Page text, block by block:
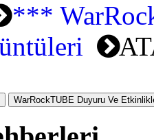
***
WarRockTUBE Duyuru Ve